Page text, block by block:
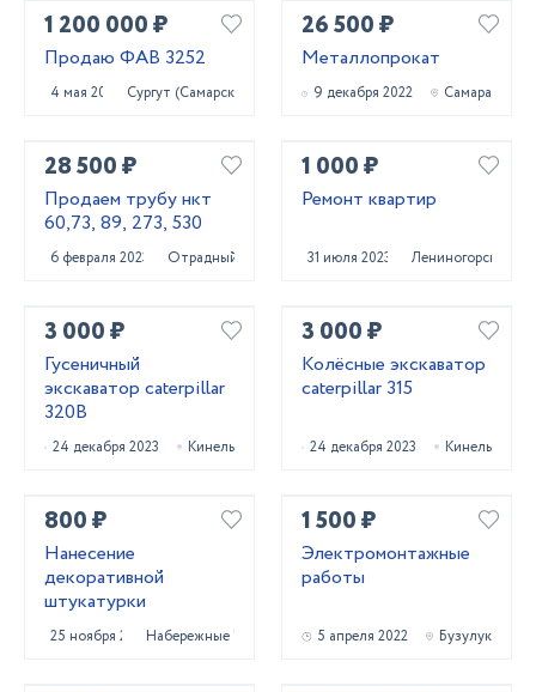
1 200 000 ₽
Продаю ФАВ 3252
4 мая 2023 Сургут (Самарская обл.)
26 500 ₽
Металлопрокат
9 декабря 2022 Самара
28 500 ₽
Продаем трубу нкт
60,73, 89, 273, 530
6 февраля 2023 Отрадный
1 000 ₽
Ремонт квартир
31 июля 2023 Лениногорск
3 000 ₽
Гусеничный
экскаватор caterpillar
320B
24 декабря 2023 Кинель
3 000 ₽
Колёсные экскаватор
caterpillar 315
24 декабря 2023 Кинель
800 ₽
Нанесение
декоративной
штукатурки
25 ноября 2025Набережные Челны
1 500 ₽
Электромонтажные
работы
5 апреля 2022 Бузулук